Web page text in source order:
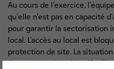
Au cours de l'exercice,
qu'elle n'est pas en capacité
pour garantir la sectorisation
local. L'accès au local est
protection de site. La
de respecter les objectifs